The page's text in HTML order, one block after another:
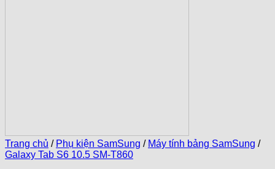
Trang chủ / Phụ kiện SamSung / Máy tính bảng SamSung /
Galaxy Tab S6 10.5 SM-T860